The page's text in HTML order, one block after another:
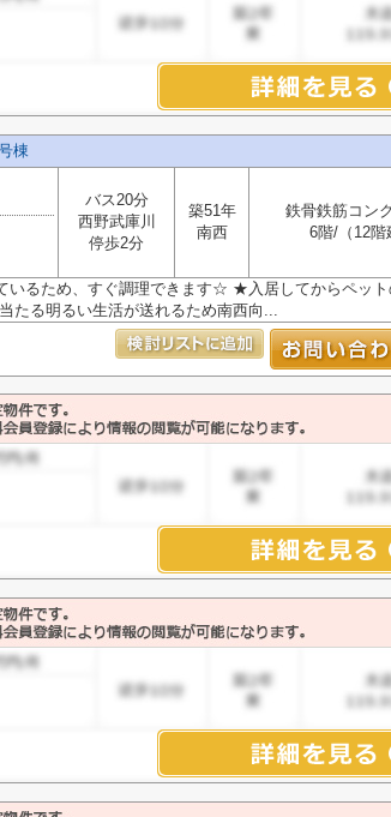
棟
バス20分
西野武庫川
停歩2分
築51年
南西
鉄骨鉄筋コン
6階/（12階
いるため、すぐ調理できます☆ ★入居してからペット
る明るい生活が送れるため南西向...